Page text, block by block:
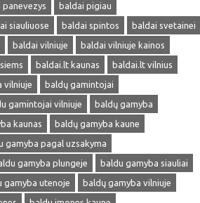
panevezys
baldai pigiau
siauliuose baldai spintos
baldai svetainei
baldai vilniuje
baldai vilniuje kainos
baldai.lt kaunas
baldai.lt vilnius
vilniuje
baldų gamintojai
gamintojai vilniuje
baldų gamyba
kaunas
baldų gamyba kaune
gamyba pagal uzsakyma
gamyba plungeje
baldu gamyba siauliai
gamyba utenoje
baldų gamyba vilniuje